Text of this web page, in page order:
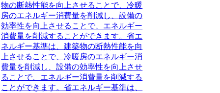
物の断熱性能を向上させることで、冷暖
房のエネルギー消費量を削減し、設備の
効率性を向上させることで、エネルギー
消費量を削減することができます。省エ
ネルギー基準は、建築物の断熱性能を向
上させることで、冷暖房のエネルギー消
費量を削減し、設備の効率性を向上させ
ることで、エネルギー消費量を削減する
ことができます。省エネルギー基準は、